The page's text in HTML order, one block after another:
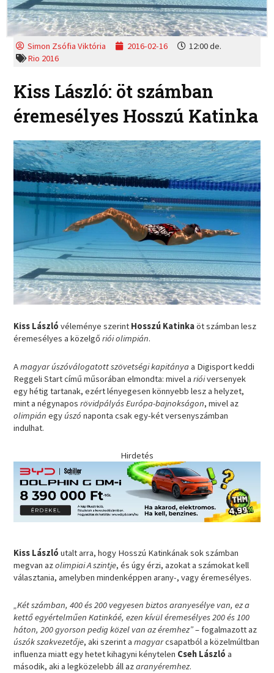
Simon Zsófia Viktória 2016-02-16
12:00 de.
Rio 2016
Kiss László: öt számban
éremesélyes Hosszú Katinka
Kiss László véleménye szerint Hosszú Katinkaöt számban lesz
éremesélyes a közelgőriói olimpián.
Amagyar úszóválogatott szövetségi kapitányaa Digisport keddi
Reggeli Start című műsorában elmondta: mivel arióiversenyek
egy hétig tartanak, ezért lényegesen könnyebb lesz a helyzet,
mint a négynaposrövidpályás Európa-bajnokságon, mivel az
olimpián egyúszó naponta csak egy-két versenyszámban
indulhat.
Hirdetés
Kiss László utalt arra, hogy Hosszú Katinkának sok számban
megvan azolimpiai A szintje, és úgy érzi, azokat a számokat kell
választania, amelyben mindenképpen arany-, vagy éremesélyes.
„Két számban, 400 és 200 vegyesen biztos aranyesélye van, ez a
kettő egyértelműen Katinkáé, ezen kívül éremesélyes 200 és 100
háton, 200 gyorson pedig közel van az éremhez”– fogalmazott az
úszókszakvezetője, aki szerint amagyarcsapatból a közelmúltban
influenza miatt egy hetet kihagyni kénytelen Cseh László a
második, aki a legközelebb áll azaranyéremhez.